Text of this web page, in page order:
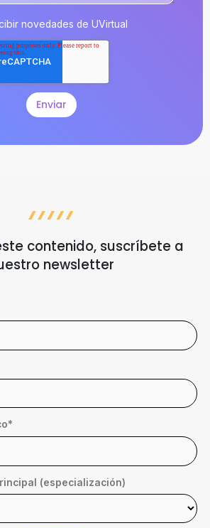
novedades de UVirtual
contenido, suscríbete a
newsletter
*
(especialización)